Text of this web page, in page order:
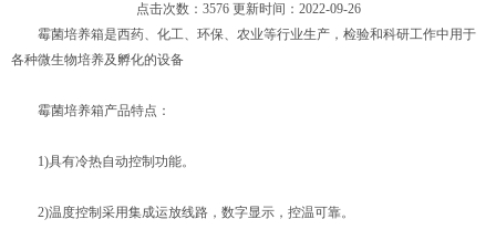
点击次数：3576 更新时间：2022-09-26
霉菌培养箱是西药、化工、环保、农业等行业生产，检验和科研工作中用于
各种微生物培养及孵化的设备
霉菌培养箱产品特点：
1)具有冷热自动控制功能。
2)温度控制采用集成运放线路，数字显示，控温可靠。